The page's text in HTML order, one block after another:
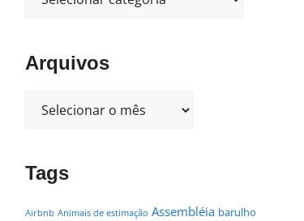
Arquivos
Tags
Airbnb Animais de estimação Assembléia barulho